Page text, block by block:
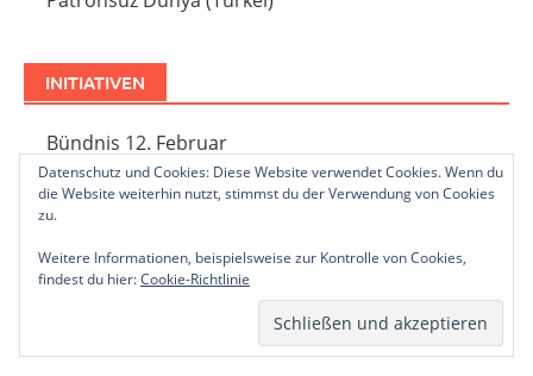
INITIATIVEN
Bündnis 12. Februar
JUGENDORGANISATIONEN
Avenir Socialiste!
Enternasyonal Marxist Genclik
Datenschutz und Cookies: Diese Website verwendet Cookies. Wenn du
die Website weiterhin nutzt, stimmst du der Verwendung von Cookies
zu.
Weitere Informationen, beispielsweise zur Kontrolle von Cookies,
findest du hier:Cookie-Richtlinie